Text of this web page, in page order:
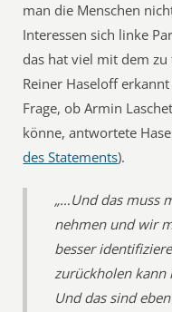
man die Menschen
Interessen sich linke
das hat viel mit dem
Reiner Haseloff
Frage, ob Armin
könne, antwortete
des Statements).
„…Und das muss
nehmen und wir
besser
zurückholen kann
Und das sind